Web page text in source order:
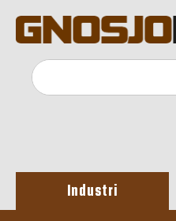
Industri